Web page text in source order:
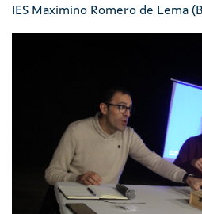
IES Maximino Romero de Lema